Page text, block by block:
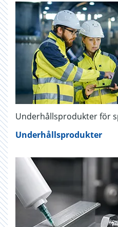
Underhållsprodukter för
Underhållsprodukter